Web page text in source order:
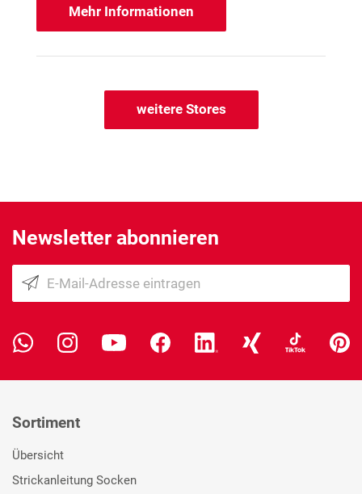
Mehr Informationen
weitere Stores
Newsletter abonnieren
Sortiment
Übersicht
Strickanleitung Socken